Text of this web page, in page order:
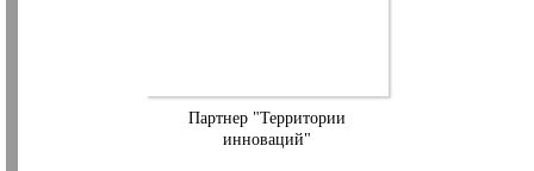
Партнер "Территории
инноваций"